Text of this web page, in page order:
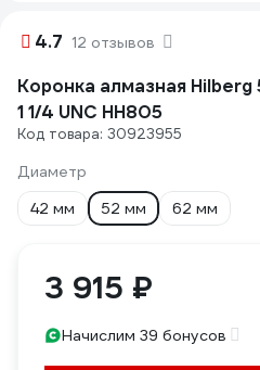
4.7 12 отзывов
Коронка алмазная
1 1/4 UNC HH805
Код товара: 30923955
Диаметр
42 мм
52 мм 62 мм
3 915 ₽
Начислим 39 бонусов